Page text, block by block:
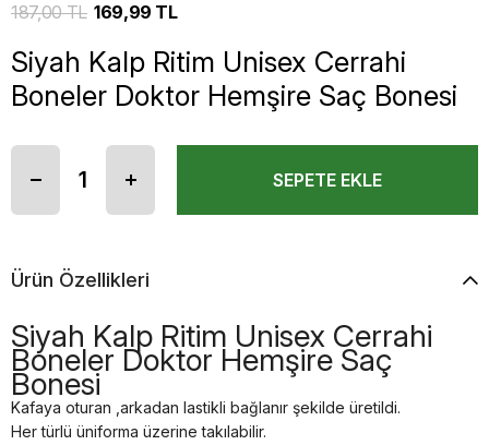
187,00 TL 169,99 TL
Siyah Kalp Ritim Unisex Cerrahi
Boneler Doktor Hemşire Saç Bonesi
Ürün Özellikleri
Siyah Kalp Ritim Unisex Cerrahi
Boneler Doktor Hemşire Saç
Bonesi
Kafaya oturan ,arkadan lastikli bağlanır şekilde üretildi.
Her türlü üniforma üzerine takılabilir.